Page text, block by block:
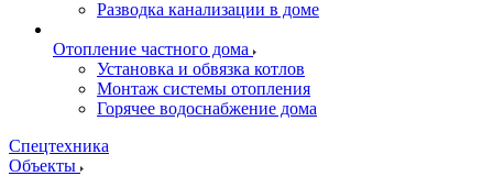
Разводка канализации в доме
Отопление частного дома
Установка и обвязка котлов
Монтаж системы отопления
Горячее водоснабжение дома
Спецтехника
Объекты